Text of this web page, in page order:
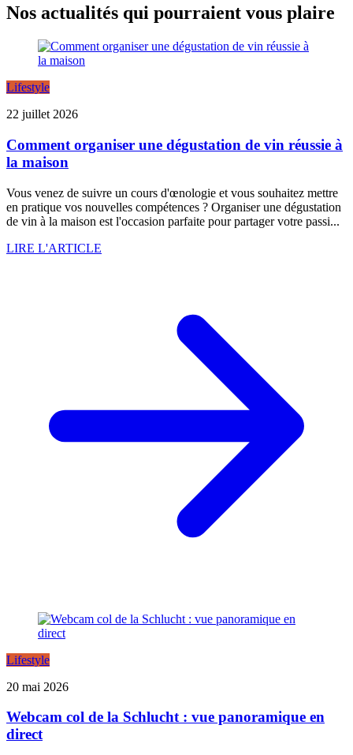
Nos actualités qui pourraient vous plaire
Lifestyle
22 juillet 2026
Comment organiser une dégustation de vin réussie à
la maison
Vous venez de suivre un cours d'œnologie et vous souhaitez mettre
en pratique vos nouvelles compétences ? Organiser une dégustation
de vin à la maison est l'occasion parfaite pour partager votre passi...
LIRE L'ARTICLE
Lifestyle
20 mai 2026
Webcam col de la Schlucht : vue panoramique en
direct